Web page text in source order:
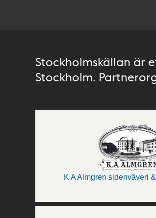
Stockholmskällan är
Stockholm.
K A Almgren sidenväveri